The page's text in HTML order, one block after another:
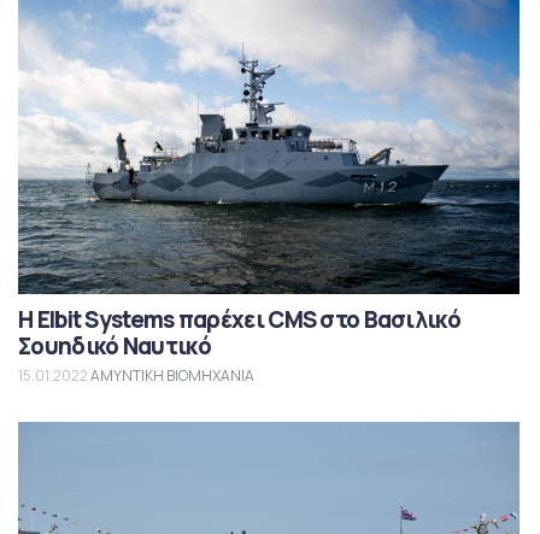
Η Elbit Systems παρέχει CMS στο Βασιλικό
Σουηδικό Ναυτικό
15.01.2022ΑΜΥΝΤΙΚΗ ΒΙΟΜΗΧΑΝΙΑ